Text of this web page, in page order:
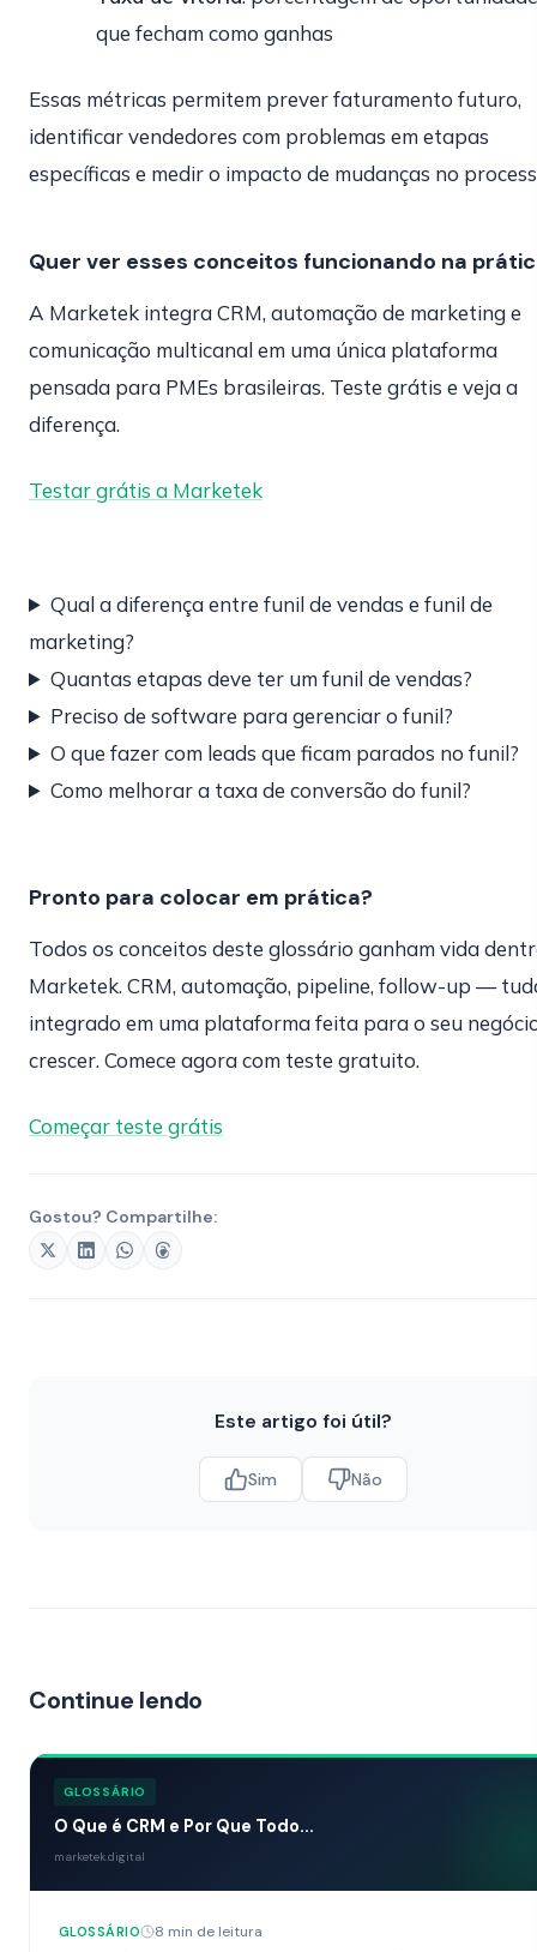
que fecham como ganhas
Essas métricas permitem prever faturamento futuro,
identificar vendedores com problemas em etapas
específicas e medir o impacto de mudanças no
Quer ver esses conceitos funcionando na
A Marketek integra CRM, automação de marketing e
comunicação multicanal em uma única plataforma
pensada para PMEs brasileiras. Teste grátis e veja a
diferença.
Testar grátis a Marketek
Qual a diferença entre funil de vendas e funil de
marketing?
Quantas etapas deve ter um funil de vendas?
Preciso de software para gerenciar o funil?
O que fazer com leads que ficam parados no funil?
Como melhorar a taxa de conversão do funil?
Pronto para colocar em prática?
Todos os conceitos deste glossário ganham vida
Marketek. CRM, automação, pipeline, follow-up —
integrado em uma plataforma feita para o seu
crescer. Comece agora com teste gratuito.
Começar teste grátis
Gostou? Compartilhe:
Este artigo foi útil?
Sim Não
Continue lendo
GLOSSÁRIO
O Que é CRM e Por Que Todo...
marketek.digital
GLOSSÁRIO 8 min de leitura